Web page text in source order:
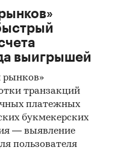
оборудования в
деловых и
обзоров рынка;
и консалтинговых
выигрышей
рынков»
транзакций
платежных
букмекерских
— выявление
пользователя